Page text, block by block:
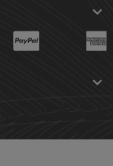

